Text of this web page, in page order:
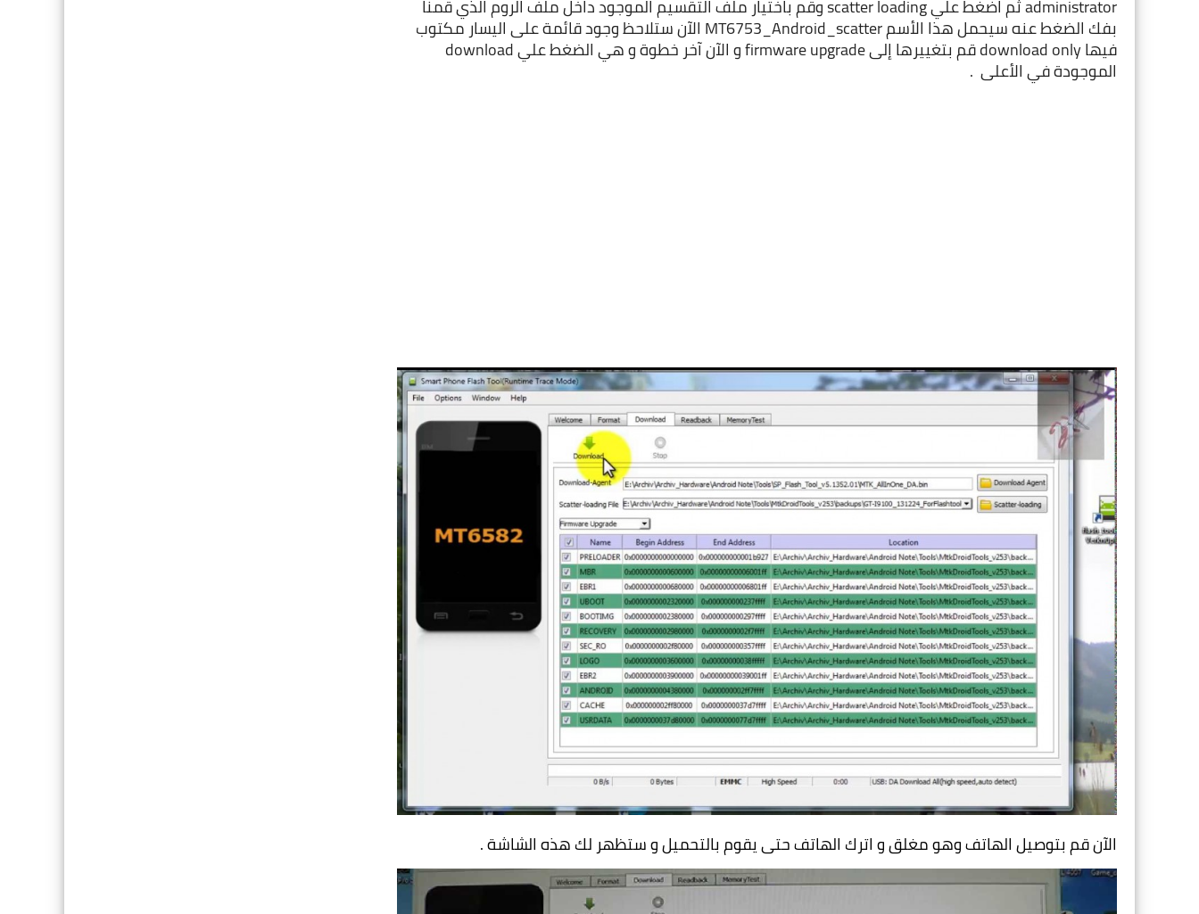
الموجودة في الأعلى  .
الآن قم بتوصيل الهاتف وهو مغلق و اترك الهاتف حتى يقوم بالتحميل و ستظهر لك هذه الشاشة .